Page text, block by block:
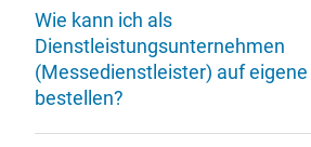
Wie kann ich als
Dienstleistungsunternehmen
(Messedienstleister) auf eigene
bestellen?